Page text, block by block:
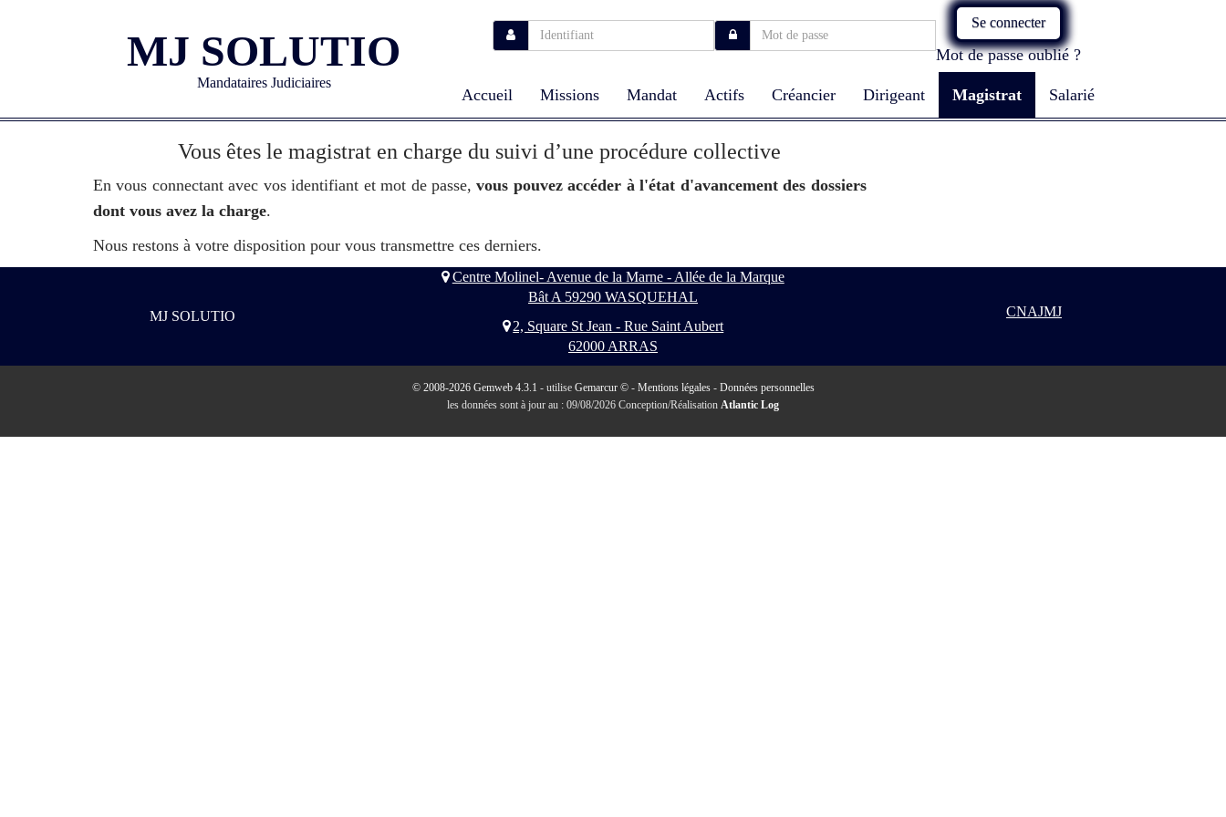
MJ SOLUTIO
Mandataires Judiciaires
Se connecter
Mot de passe oublié ?
Accueil Missions Mandat Actifs Créancier Dirigeant Magistrat Salarié
Vous êtes le magistrat en charge du suivi d’une procédure collective
En vous connectant avec vos identifiant et mot de passe,vous pouvez accéder à l'état d'avancement des dossiers
dont vous avez la charge.
Nous restons à votre disposition pour vous transmettre ces derniers.
MJ SOLUTIO
Centre Molinel- Avenue de la Marne - Allée de la Marque
Bât A 59290 WASQUEHAL
2, Square St Jean - Rue Saint Aubert
62000 ARRAS
CNAJMJ
© 2008-2026 Gemweb 4.3.1 - utilise Gemarcur ©- Mentions légales- Données personnelles
les données sont à jour au : 09/08/2026 Conception/Réalisation Atlantic Log